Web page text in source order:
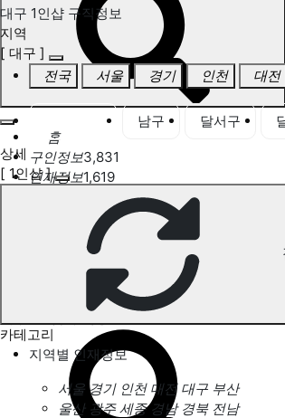
홈
구인정보3,831
인재정보1,619
고객센터
전국업체정보 마사지가이드
업체 서비스 관리
개인 서비스 관리
대구 1인샵 구직정보
지역
[ 대구 ]
전국
서울 경기 인천 대전
남구 달서구
상세
[ 1인샵 ]
카테고리
지역별 인재정보
서울 경기 인천 대전 대구 부산
울산 광주 세종 경남 경북 전남